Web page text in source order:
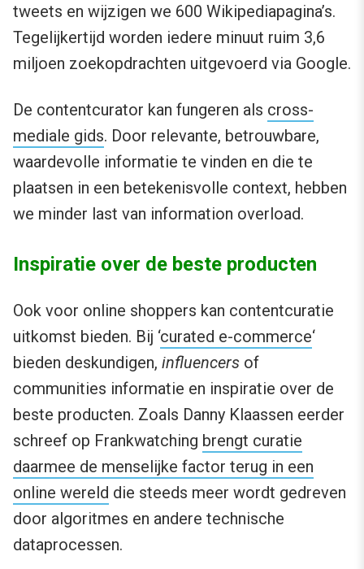
tweets en wijzigen we 600 Wikipediapagina’s.
Tegelijkertijd worden iedere minuut ruim 3,6
miljoen zoekopdrachten uitgevoerd via Google.
De contentcurator kan fungeren als cross-
mediale gids. Door relevante, betrouwbare,
waardevolle informatie te vinden en die te
plaatsen in een betekenisvolle context, hebben
we minder last van information overload.
Inspiratie over de beste producten
Ook voor online shoppers kan contentcuratie
uitkomst bieden. Bij ‘curated e-commerce‘
bieden deskundigen, influencers of
communities informatie en inspiratie over de
beste producten. Zoals Danny Klaassen eerder
schreef op Frankwatching brengt curatie
daarmee de menselijke factor terug in een
online wereld die steeds meer wordt gedreven
door algoritmes en andere technische
dataprocessen.